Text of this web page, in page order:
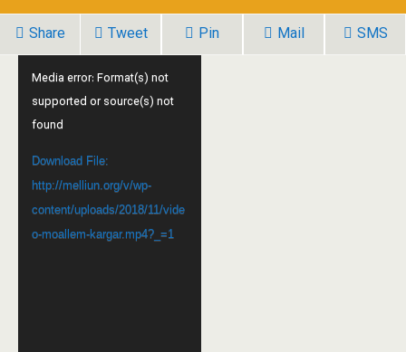
Share Tweet Pin Mail SMS
Media error: Format(s) not
supported or source(s) not
found
Download File:
http://melliun.org/v/wp-
content/uploads/2018/11/vide
o-moallem-kargar.mp4?_=1